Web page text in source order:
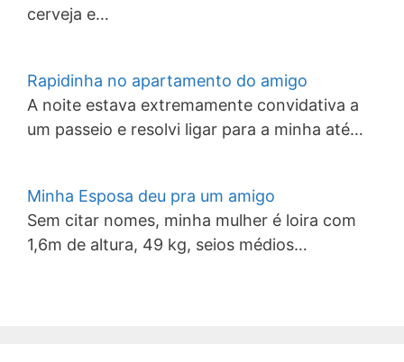
cerveja e…
Rapidinha no apartamento do amigo
A noite estava extremamente convidativa a
um passeio e resolvi ligar para a minha até…
Minha Esposa deu pra um amigo
Sem citar nomes, minha mulher é loira com
1,6m de altura, 49 kg, seios médios…